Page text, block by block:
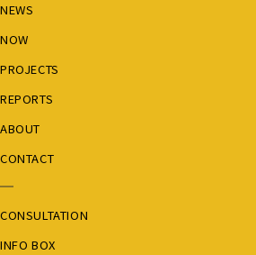
NEWS
NOW
PROJECTS
REPORTS
ABOUT
CONTACT
CONSULTATION
INFO BOX